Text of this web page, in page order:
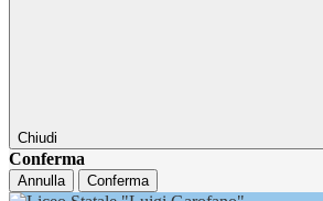
Chiudi
Conferma
Annulla Conferma